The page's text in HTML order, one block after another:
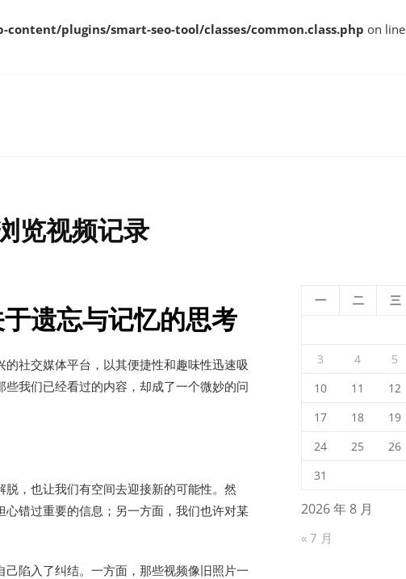
plugins/smart-seo-tool/classes/common.class.php on line
览视频记录
遗忘与记忆的思考
社交媒体平台，以其便捷性和趣味性迅速吸
我们已经看过的内容，却成了一个微妙的问
，也让我们有空间去迎接新的可能性。然
错过重要的信息；另一方面，我们也许对某
陷入了纠结。一方面，那些视频像旧照片一
2026 年 8 月
一 二 三
3
4 5
10
11 12
17
18 19
24
25 26
31
« 7 月